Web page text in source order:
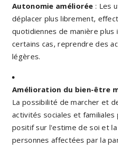
Autonomie améliorée : Les
déplacer plus librement,
quotidiennes de manière plus
certains cas, reprendre des
légères.
Amélioration du bien-être
La possibilité de marcher et
activités sociales et familiales
positif sur l'estime de soi et
personnes affectées par la